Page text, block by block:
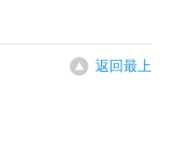
返回最上